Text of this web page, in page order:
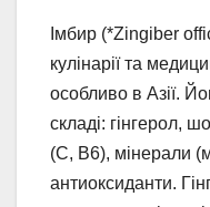
Імбир (*Zingiber
кулінарії та
особливо в Азії.
складі: гінгерол,
(C, B6), мінерали
антиоксиданти.